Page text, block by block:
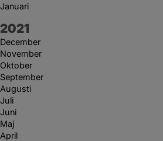
Januari
År:
2021
December
November
Oktober
September
Augusti
Juli
Juni
Maj
April